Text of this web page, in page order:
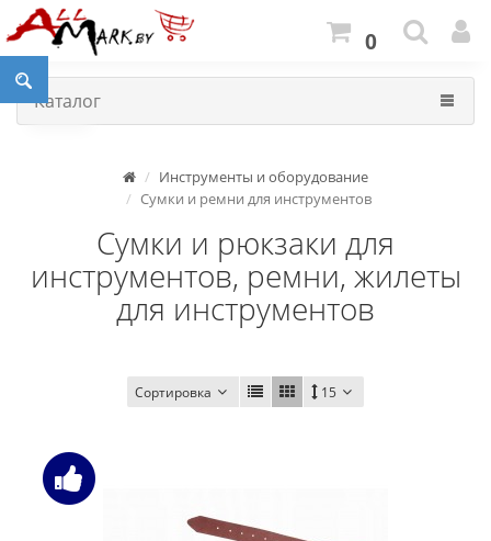
0
Каталог
Инструменты и оборудование
Сумки и ремни для инструментов
Сумки и рюкзаки для
инструментов, ремни, жилеты
для инструментов
Сортировка 15